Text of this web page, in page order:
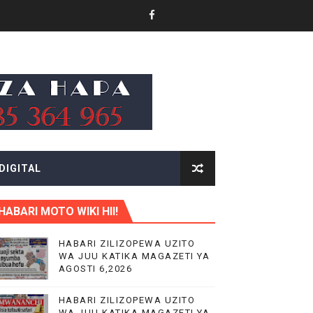
YA VIPIMO
HUDUMA KWA VIJANA BBT
MOTO WIKI HII!
HABARI ZILIZOPEWA UZITO
WA JUU KATIKA MAGAZETI YA
AGOSTI 6,2026
HABARI ZILIZOPEWA UZITO